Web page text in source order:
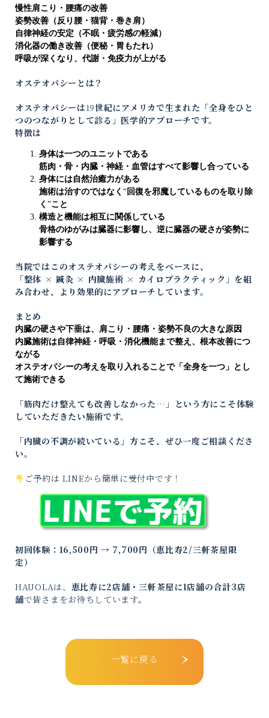
慢性肩こり・腰痛の改善
姿勢改善（反り腰・猫背・巻き肩）
自律神経の安定（不眠・疲労感の軽減）
消化器の働き改善（便秘・胃もたれ）
呼吸が深くなり、代謝・免疫力が上がる
オステオパシーとは？
オステオパシーは19世紀にアメリカで生まれた「全身をひと
つのつながりとして診る」医学的アプローチです。
特徴は
身体は一つのユニットである
筋肉・骨・内臓・神経・血管はすべて影響し合っている
身体には自然治癒力がある
施術は治すのではなく “回復を邪魔しているものを取り除
く ”こと
構造と機能は相互に関係している
骨格のゆがみは臓器に影響し、逆に臓器の硬さが姿勢に
影響する
当院ではこのオステオパシーの考えをベースに、
「整体 ×鍼灸 × 内臓施術 × カイロプラクティック」を組
み合わせ、より効果的にアプローチしています。
まとめ
内臓の硬さや下垂は、肩こり・腰痛・姿勢不良の大きな原因
内臓施術は自律神経・呼吸・消化機能まで整え、根本改善につ
ながる
オステオパシーの考えを取り入れることで「全身を一つ」とし
て施術できる
「筋肉だけ整えても改善しなかった … 」という方にこそ体験
していただきたい施術です。
「内臓の不調が続いている」方こそ、ぜひ一度ご相談くださ
い。
ご予約は LINEから簡単に受付中です！
初回体験：16,500円 → 7,700円（恵比寿2/三軒茶屋限
定）
HAUOLAは、 恵比寿に2店舗・三軒茶屋に1店舗の合計3店
舗で皆さまをお待ちしています。
一覧に戻る